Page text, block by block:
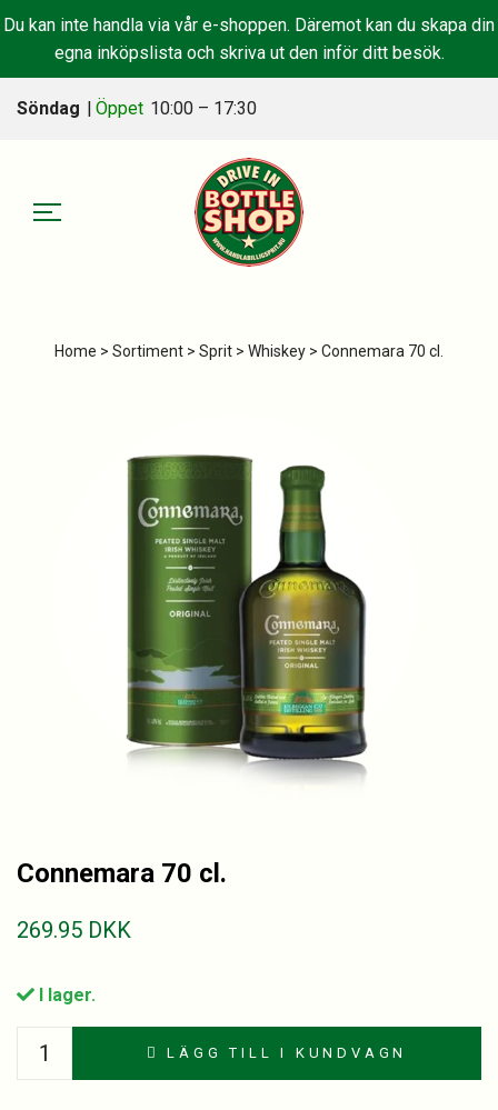
Du kan inte handla via vår e-shoppen. Däremot kan du skapa din
egna inköpslista och skriva ut den inför ditt besök.
Söndag | Öppet 10:00 – 17:30
Home > Sortiment > Sprit > Whiskey > Connemara 70 cl.
Connemara 70 cl.
269.95 DKK
I lager.
LÄGG TILL I KUNDVAGN